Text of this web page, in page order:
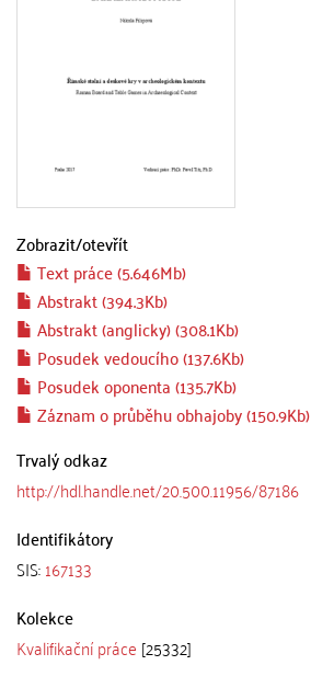
Zobrazit/otevřít
Text práce (5.646Mb)
Abstrakt (394.3Kb)
Abstrakt (anglicky) (308.1Kb)
Posudek vedoucího (137.6Kb)
Posudek oponenta (135.7Kb)
Záznam o průběhu obhajoby (150.9Kb)
Trvalý odkaz
http://hdl.handle.net/20.500.11956/87186
Identifikátory
SIS:167133
Kolekce
Kvalifikační práce [25332]